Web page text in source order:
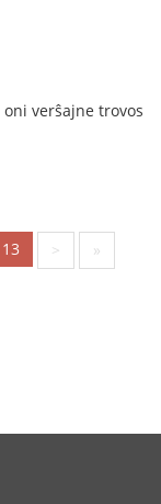
verŝajne trovos
13 > »